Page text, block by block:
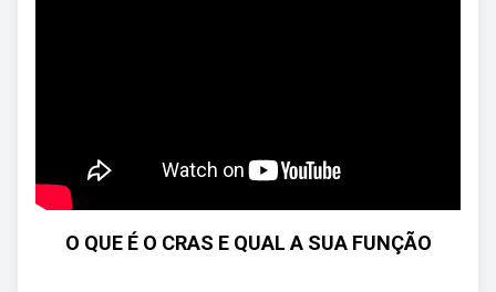
O QUE É O CRAS E QUAL A SUA FUNÇÃO